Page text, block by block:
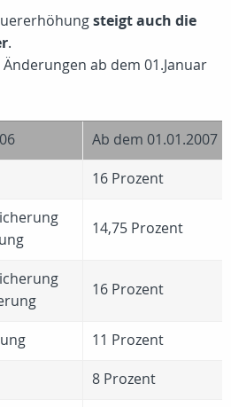
steigt auch die
.
ab dem 01.Januar
Ab dem 01.01.2007
16 Prozent
14,75 Prozent
16 Prozent
11 Prozent
8 Prozent